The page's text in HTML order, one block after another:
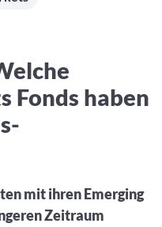
zu den besten Fonds aus
aus über 35.000
Partner-
unserer Community-
Aufnahmen unserer
Fonds haben
mit ihren Emerging
Zeitraum